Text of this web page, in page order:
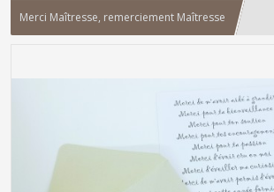
Merci Maîtresse, remerciement Maîtresse